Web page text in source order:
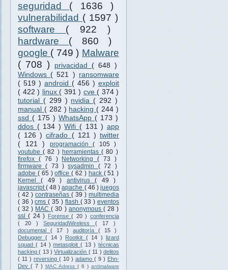
seguridad ( 1636 )
vulnerabilidad ( 1597 )
software ( 922 )
hardware ( 860 )
google ( 749 ) Malware
( 708 )
privacidad ( 648 )
Windows ( 521 ) ransomware
( 519 ) android ( 456 ) exploit
( 422 ) linux ( 391 ) cve ( 374 )
tutorial ( 299 ) nvidia ( 292 )
manual ( 282 ) hacking ( 244 )
ssd ( 175 ) WhatsApp ( 173 )
ddos ( 134 )Wifi ( 131 ) app
( 126 )cifrado ( 121 )twitter
( 121 ) programación( 105 )
youtube( 82 ) herramientas( 80 )
firefox ( 76 ) Networking( 73 )
firmware( 73 )sysadmin ( 72 )
adobe ( 65 )office( 62 ) hack ( 51 )
Kernel( 49 ) antivirus( 49 )
javascript( 48 )apache ( 46 ) juegos
( 42 ) contraseñas ( 39 ) multimedia
( 36 )cms( 35 ) flash ( 33 )eventos
( 32 ) MAC( 30 ) anonymous ( 28 )
ssl( 24 ) Forense( 20 ) conferencia
( 20 )SeguridadWireless ( 17 )
documental ( 17 ) auditoría ( 15 )
Debugger( 14 ) Rootkit ( 14 ) lizard
squad ( 14 )metasploit( 13 ) técnicas
hacking( 13 )Virtualización ( 11 ) delitos
( 11 ) reversing ( 10 ) adamo ( 9 ) Ehn-
Dev ( 7 ) MAC Adress ( 6 ) antimalware